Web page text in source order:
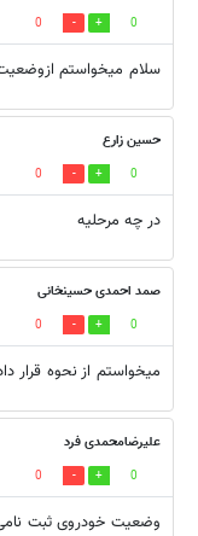
0
0
سلام میخواستم
حسین زارع
0
0
در چه مرحلیه
صمد احمدی حسینخانی
0
0
میخواستم از نحوه قرار
علیرضامحمدی فرد
0
0
وضعیت خودروی ثبت